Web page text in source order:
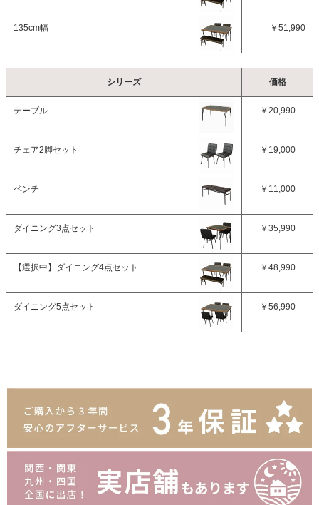
135cm幅 ￥51,990
シリーズ 価格
テーブル ￥20,990
チェア2脚セット ￥19,000
ベンチ ￥11,000
ダイニング3点セット ￥35,990
【選択中】 ダイニング4点セット ￥48,990
ダイニング5点セット ￥56,990